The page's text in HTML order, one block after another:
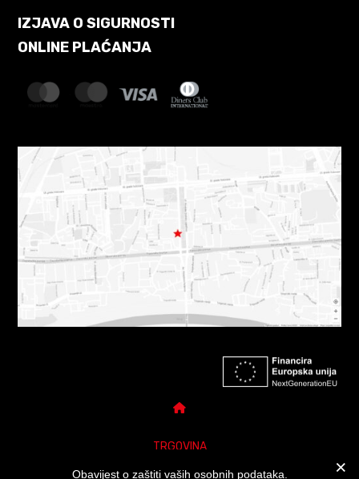
IZJAVA O SIGURNOSTI
ONLINE PLAĆANJA
TRGOVINA
Obavijest o zaštiti vaših osobnih podataka.